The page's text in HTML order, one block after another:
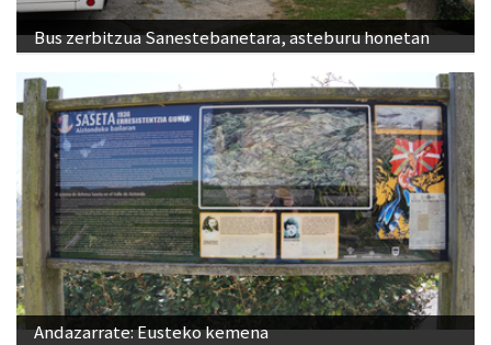
Bus zerbitzua Sanestebanetara, asteburu honetan
Andazarrate: Eusteko kemena